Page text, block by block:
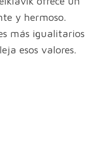
y hermoso.
más igualitarios
esos valores.